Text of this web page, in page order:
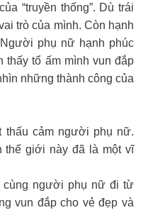
“truyền thống”. Dù trái
trò của mình. Còn hạnh
phụ nữ hạnh phúc
thấy tổ ấm mình vun đắp
những thành công của
thấu cảm người phụ nữ.
thế giới này đã là một vĩ
cùng người phụ nữ đi từ
vun đắp cho vẻ đẹp và